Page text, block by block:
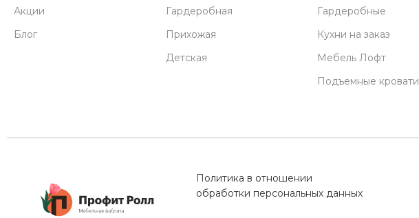
Акции
Блог
Гардеробная
Прихожая
Детская
Гардеробные
Кухни на заказ
Мебель Лофт
Подъемные кровати
Политика в отношении
обработки персональных данных